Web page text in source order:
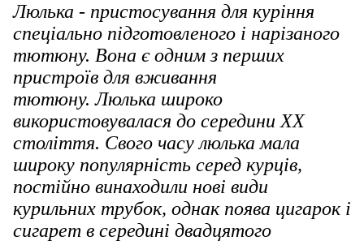
Люлька - пристосування для куріння
спеціально підготовленого і нарізаного
тютюну. Вона є одним з перших
пристроїв для вживання
тютюну. Люлька широко
використовувалася до середини ХХ
століття. Свого часу люлька мала
широку популярність серед курців,
постійно винаходили нові види
курильних трубок, однак поява цигарок і
сигарет в середині двадцятого